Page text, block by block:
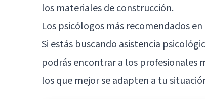
los materiales de construcción.
Los psicólogos más recomendados en
Si estás buscando asistencia
podrás encontrar a los profesionales
los que mejor se adapten a tu